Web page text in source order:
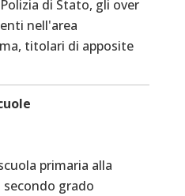
di Stato, gli over
nell'area
titolari di apposite
primaria alla
secondo grado